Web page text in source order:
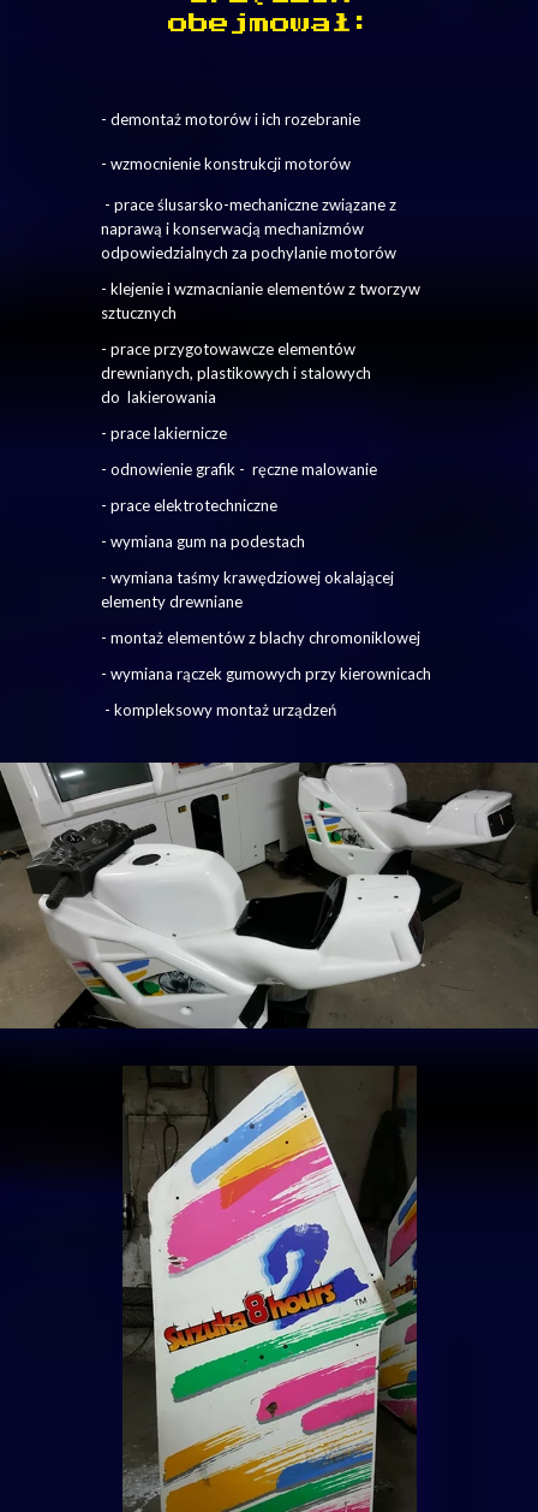
obejmował:
- demontaż motorów i ich rozebranie
- wzmocnienie konstrukcji motorów
- prace ślusarsko-mechaniczne związane z
naprawą i konserwacją mechanizmów
odpowiedzialnych za pochylanie motorów
- klejenie i wzmacnianie elementów z tworzyw
sztucznych
- prace przygotowawcze elementów
drewnianych, plastikowych i stalowych
do lakierowania
- prace lakiernicze
- odnowienie grafik - ręczne malowanie
- prace elektrotechniczne
- wymiana gum na podestach
- wymiana taśmy krawędziowej okalającej
elementy drewniane
- montaż elementów z blachy chromoniklowej
- wymiana rączek gumowych przy kierownicach
- kompleksowy montaż urządzeń